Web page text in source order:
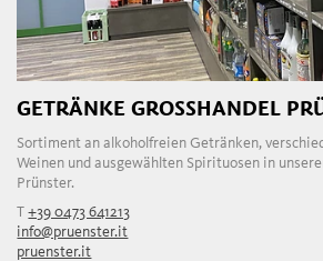
GETRÄNKE GROSSHANDEL
Sortiment an alkoholfreien Getränken,
Weinen und ausgewählten Spirituosen in
Prünster.
T+39 0473 641213
info@pruenster.it
pruenster.it